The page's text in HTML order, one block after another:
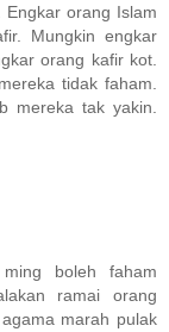
orang Islam
Mungkin engkar
orang kafir kot.
tidak faham.
mereka tak yakin.
boleh faham
ramai orang
marah pulak